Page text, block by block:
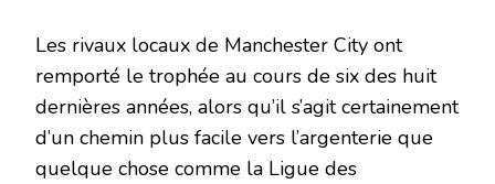
Les rivaux locaux de Manchester City ont
remporté le trophée au cours de six des huit
dernières années, alors qu’il s’agit certainement
d’un chemin plus facile vers l’argenterie que
quelque chose comme la Ligue des